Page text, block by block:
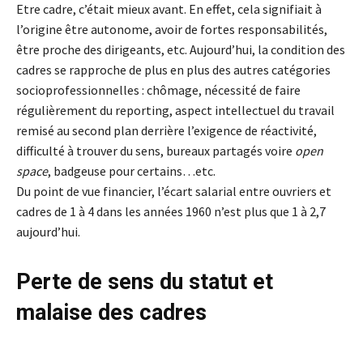
Etre cadre, c’était mieux avant. En effet, cela signifiait à
l’origine être autonome, avoir de fortes responsabilités,
être proche des dirigeants, etc. Aujourd’hui, la condition des
cadres se rapproche de plus en plus des autres catégories
socioprofessionnelles : chômage, nécessité de faire
régulièrement du reporting, aspect intellectuel du travail
remisé au second plan derrière l’exigence de réactivité,
difficulté à trouver du sens, bureaux partagés voire open
space, badgeuse pour certains…etc.
Du point de vue financier, l’écart salarial entre ouvriers et
cadres de 1 à 4 dans les années 1960 n’est plus que 1 à 2,7
aujourd’hui.
Perte de sens du statut et
malaise des cadres